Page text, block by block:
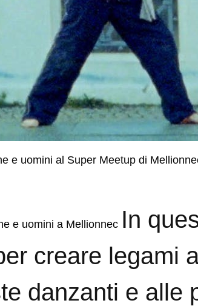
e uomini al Super Meetup di
e uomini a Mellionnec In
creare legami
danzanti e alle